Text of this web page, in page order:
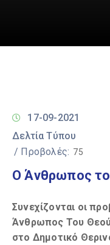
17-09-2021
Δελτία Τύπου
/ Προβολές: 75
O Άνθρωπος
Συνεχίζονται οι
Άνθρωπος Του
στο Δημοτικό